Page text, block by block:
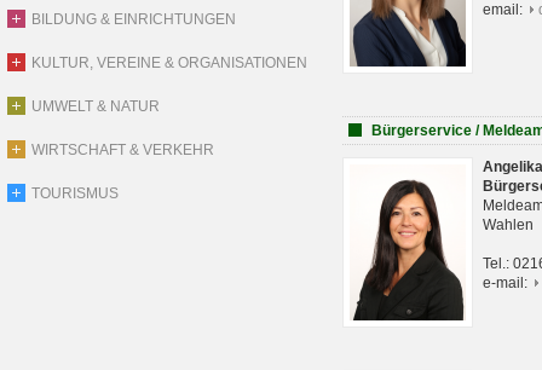
BILDUNG & EINRICHTUNGEN
KULTUR, VEREINE & ORGANISATIONEN
UMWELT & NATUR
WIRTSCHAFT & VERKEHR
TOURISMUS
email:
Bürgerservice /
Wahlen
Tel.:
e-mail: